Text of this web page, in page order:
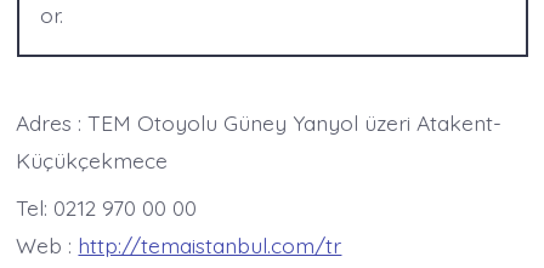
or.
Adres : TEM Otoyolu Güney Yanyol üzeri Atakent-
Küçükçekmece
Tel: 0212 970 00 00
Web : http://temaistanbul.com/tr